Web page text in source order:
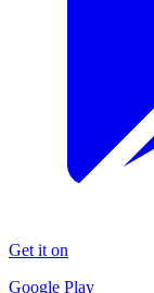
Get it on
Google Play